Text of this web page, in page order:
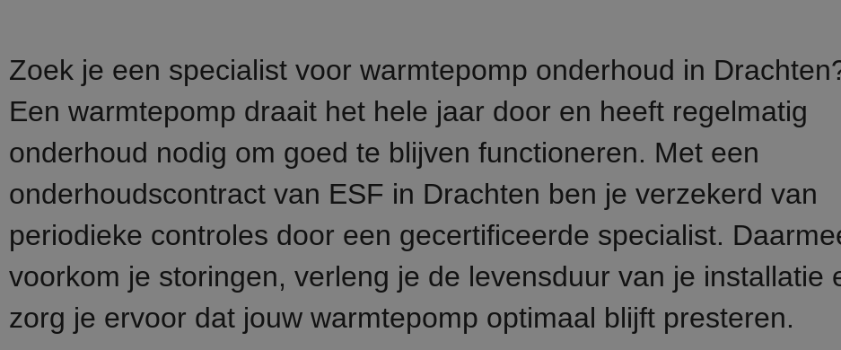
Zoek je een specialist voor warmtepomp onderhoud in
Een warmtepomp draait het hele jaar door en heeft regelmatig
onderhoud nodig om goed te blijven functioneren. Met een
onderhoudscontract van ESF in Drachten ben je verzekerd van
periodieke controles door een gecertificeerde specialist.
voorkom je storingen, verleng je de levensduur van je installatie
zorg je ervoor dat jouw warmtepomp optimaal blijft presteren.